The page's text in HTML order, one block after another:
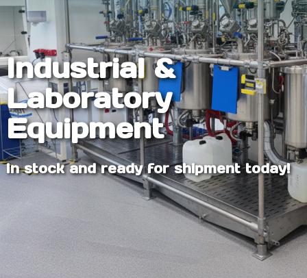
Industrial &
Laboratory
Equipment
In stock and ready for shipment today!